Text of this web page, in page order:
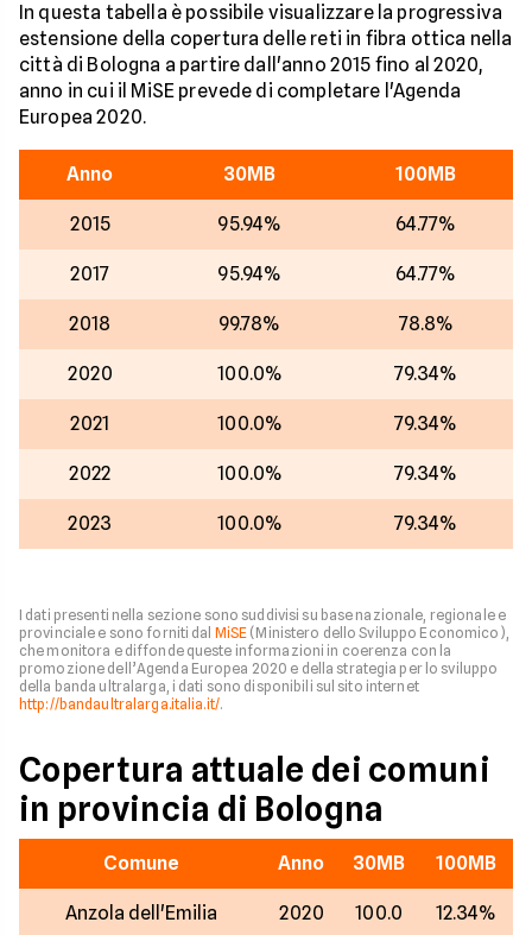
In questa tabella è possibile visualizzare la progressiva
estensione della copertura delle reti in fibra ottica nella
città di Bologna a partire dall'anno 2015 fino al 2020,
anno in cui il MiSE prevede di completare l'Agenda
Europea 2020.
Anno 30MB 100MB
2015 95.94% 64.77%
2017 95.94% 64.77%
2018 99.78% 78.8%
2020 100.0% 79.34%
2021 100.0% 79.34%
2022 100.0% 79.34%
2023 100.0% 79.34%
I dati presenti nella sezione sono suddivisi su base nazionale, regionale e
provinciale e sono forniti dal MiSE (Ministero dello Sviluppo Economico),
che monitora e diffonde queste informazioni in coerenza con la
promozione dell’Agenda Europea 2020 e della strategia per lo sviluppo
della banda ultralarga, i dati sono disponibili sul sito internet
http://bandaultralarga.italia.it/.
Copertura attuale dei comuni
in provincia di Bologna
Comune Anno 30MB 100MB
Anzola dell'Emilia 2020 100.0 12.34%